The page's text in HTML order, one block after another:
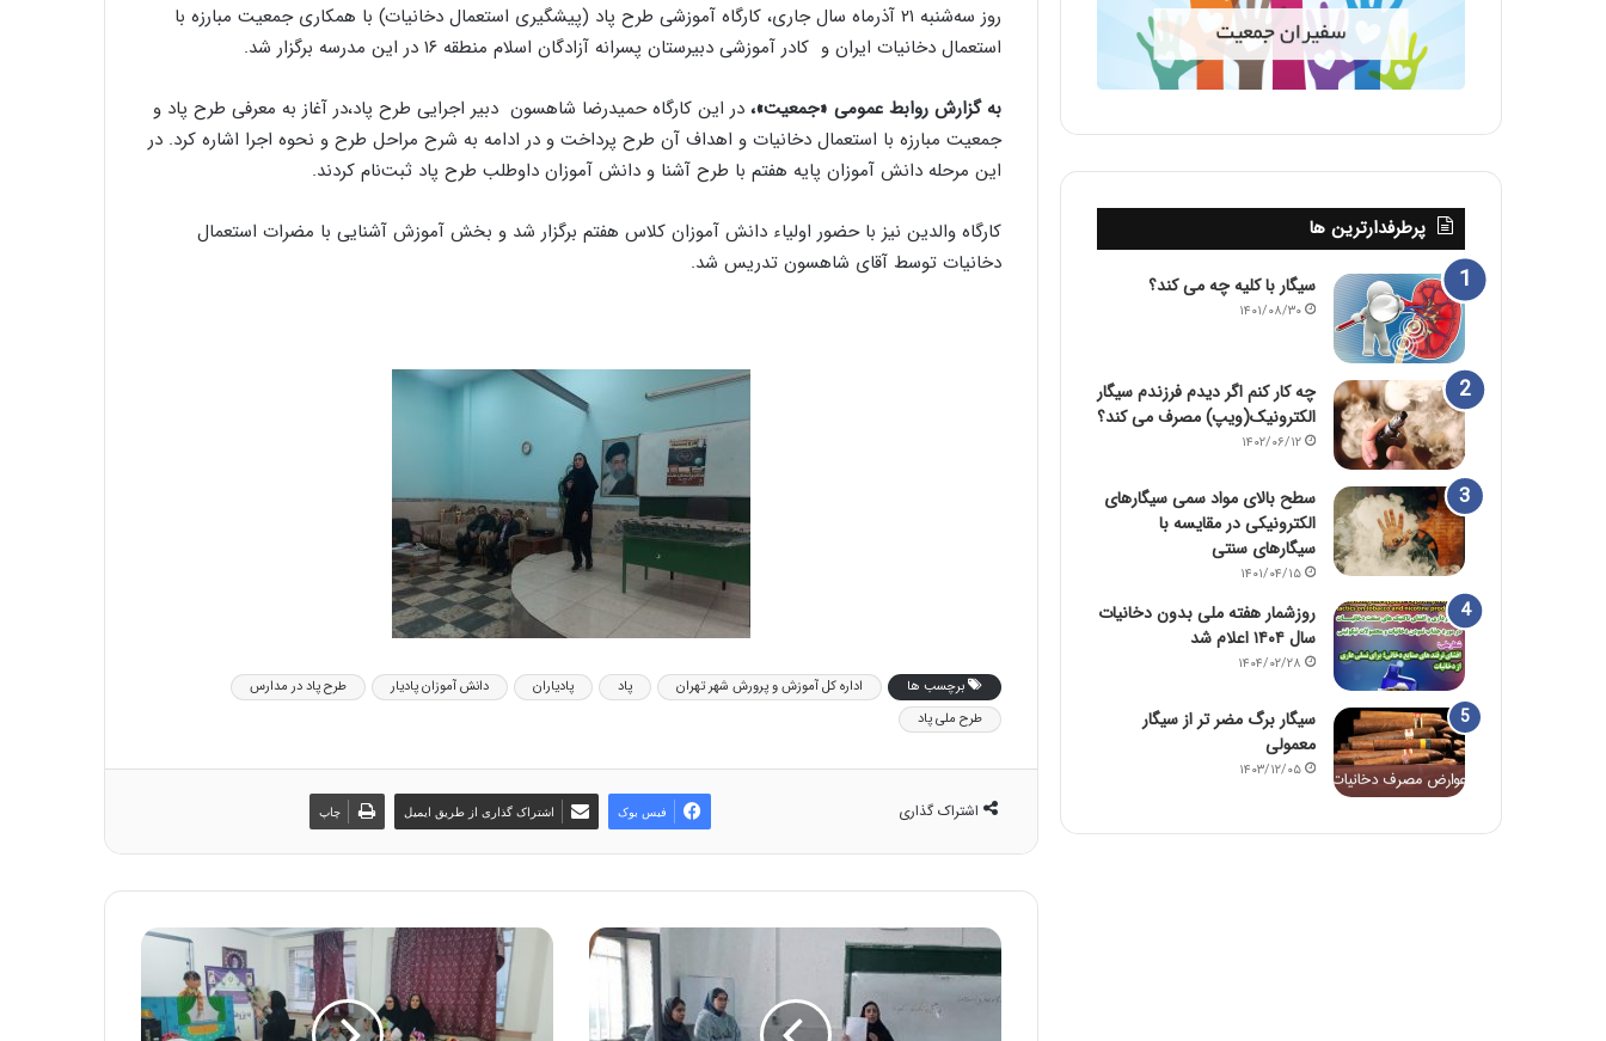
روز سه‌شنبه ۲۱ آذرماه سال جاری، کارگاه آموزشی طرح پاد (پیشگیری استعمال دخانیات) با همکاری جمعیت مبارزه با
استعمال دخانیات ایران و کادر آموزشی دبیرستان پسرانه آزادگان اسلام منطقه ۱۶ در این مدرسه برگزار شد.
به گزارش روابط عمومی «جمعیت»، در این کارگاه حمیدرضا شاهسون دبیر اجرایی طرح پاد،در آغاز به معرفی طرح پاد و
جمعیت مبارزه با استعمال دخانیات و اهداف آن طرح پرداخت و در ادامه به شرح مراحل طرح و نحوه اجرا اشاره کرد. در
این مرحله دانش آموزان پایه هفتم با طرح آشنا و دانش آموزان داوطلب طرح پاد ثبت‌نام کردند.
کارگاه والدین نیز با حضور اولیاء دانش آموزان کلاس هفتم برگزار شد و بخش آموزش آشنایی با مضرات استعمال
دخانیات توسط آقای شاهسون تدریس شد.
برچسب ها اداره کل آموزش و پرورش شهر تهران پاد پادیاران دانش آموزان پادیار
طرح پاد در مدارس
طرح ملی پاد
اشتراک گذاری فیس بوک اشتراک گذاری از طریق ایمیل چاپ
پرطرفدارترین ها
سیگار با کلیه چه می کند؟
۱۴۰۱/۰۸/۳۰
چه کار کنم اگر دیدم فرزندم سیگار
الکترونیک(ویپ) مصرف می کند؟
۱۴۰۲/۰۶/۱۲
سطح بالای مواد سمی سیگارهای
الکترونیکی در مقایسه با
سیگارهای سنتی
۱۴۰۱/۰۴/۱۵
روزشمار هفته ملی بدون دخانیات
سال ۱۴۰۴ اعلام شد
۱۴۰۴/۰۲/۲۸
سیگار برگ مضر تر از سیگار
معمولی
۱۴۰۳/۱۲/۰۵